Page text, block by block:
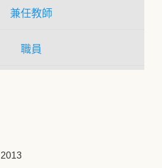
兼任教師
職員
2013